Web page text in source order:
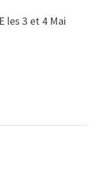
les 3 et 4 Mai